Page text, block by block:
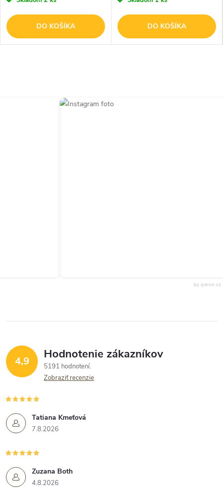
DO KOŠÍKA DO KOŠÍKA
by qeron.cz
4,9 Hodnotenie zákazníkov
5191 hodnotení
Zobraziť recenzie
Tatiana Kmeťová
7.8.2026
Zuzana Both
4.8.2026